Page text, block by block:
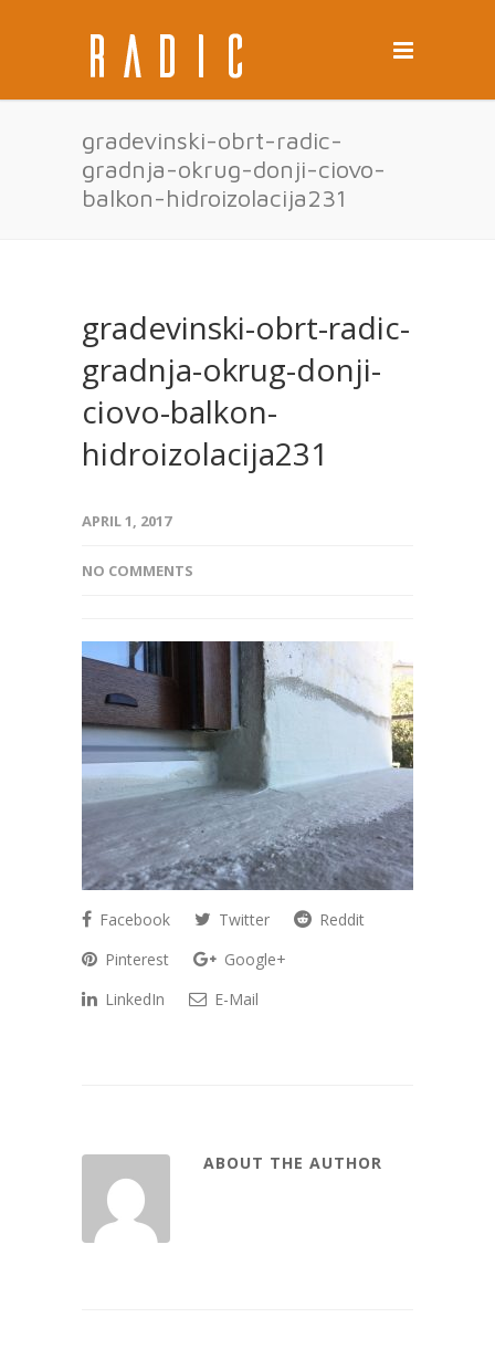
gradevinski-obrt-radic-
gradnja-okrug-donji-ciovo-
balkon-hidroizolacija231
gradevinski-obrt-radic-
gradnja-okrug-donji-
ciovo-balkon-
hidroizolacija231
APRIL 1, 2017
NO COMMENTS
Facebook Twitter
Reddit
Pinterest
Google+
LinkedIn
E-Mail
ABOUT THE AUTHOR